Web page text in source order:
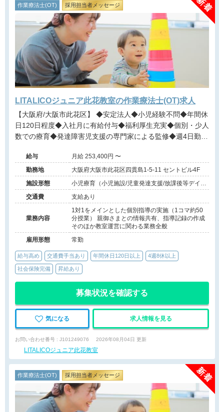
作業療法士(OT) 採用担当者メッセージ
LITALICOジュニア此花教室の作業療法士(OT)求人
【大阪府/大阪市此花区】 ◆安定法人◆小児経験不問◆年間休
日120日程度◆入社月に有給付与◆福利厚生充実◆個別・少人
数での療育◆発達障害児支援の専門家による監修◆週4日勤務
給与
月給 253,400円 〜
勤務地
大阪府大阪市此花区四貫島1-5-11 セントビル4F
施設形態
小児療育（小児施設/児童発達支援/放課後等デイサ
ービス）
交通費 支給あり
業務内容
1対1をメインとした個別指導の実施（1コマ約50
分授業） 親御さまとの情報共有、指導記録の作成
そのほか教室運営に関わる業務全般
雇用形態
常勤
給与高め 交通費手当あり 年間休日120日以上 4週8休以上
社会保険完備 昇給あり
募集状況を確認する
気になる 求人情報を見る
お問い合わせ番号 : J101249076 2026年08月04日 更新
LITALICOジュニア此花教室
作業療法士(OT) 採用担当者メッセージ